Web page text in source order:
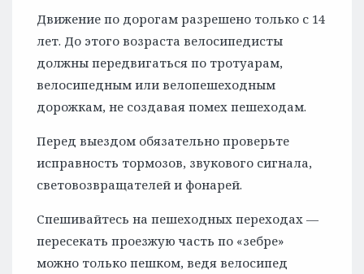
Движение по дорогам разрешено только с 14
лет. До этого возраста велосипедисты
должны передвигаться по тротуарам,
велосипедным или велопешеходным
дорожкам, не создавая помех пешеходам.
Перед выездом обязательно проверьте
исправность тормозов, звукового сигнала,
световозвращателей и фонарей.
Спешивайтесь на пешеходных переходах —
пересекать проезжую часть по «зебре»
можно только пешком, ведя велосипед